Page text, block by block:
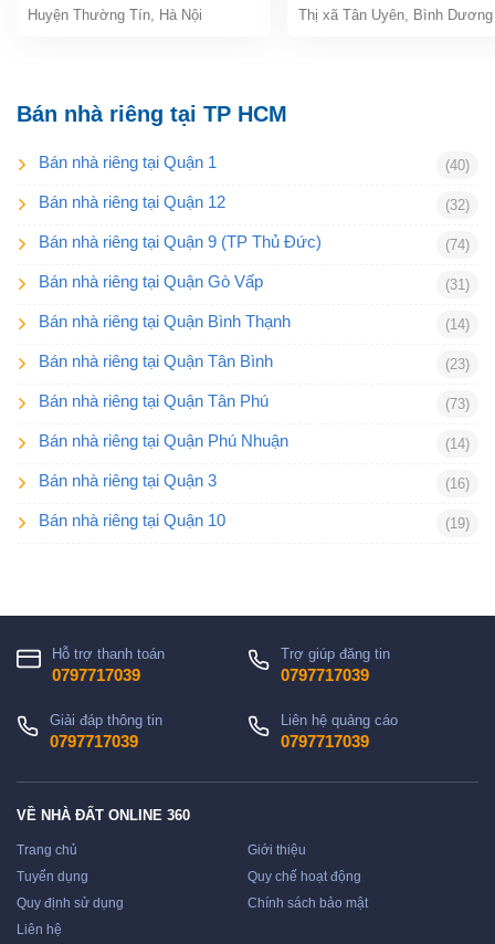
Huyện Thường Tín, Hà Nội Thị xã Tân Uyên, Bình Dương
Bán nhà riêng tại TP HCM
Bán nhà riêng tại Quận 1 (40)
Bán nhà riêng tại Quận 12 (32)
Bán nhà riêng tại Quận 9 (TP Thủ Đức) (74)
Bán nhà riêng tại Quận Gò Vấp (31)
Bán nhà riêng tại Quận Bình Thạnh (14)
Bán nhà riêng tại Quận Tân Bình (23)
Bán nhà riêng tại Quận Tân Phú (73)
Bán nhà riêng tại Quận Phú Nhuận (14)
Bán nhà riêng tại Quận 3 (16)
Bán nhà riêng tại Quận 10 (19)
Hỗ trợ thanh toán
0797717039
Trợ giúp đăng tin
0797717039
Giải đáp thông tin
0797717039
Liên hệ quảng cáo
0797717039
VỀ NHÀ ĐẤT ONLINE 360
Trang chủ
Giới thiệu
Tuyển dụng
Quy chế hoạt động
Quy định sử dụng
Chính sách bảo mật
Liên hệ